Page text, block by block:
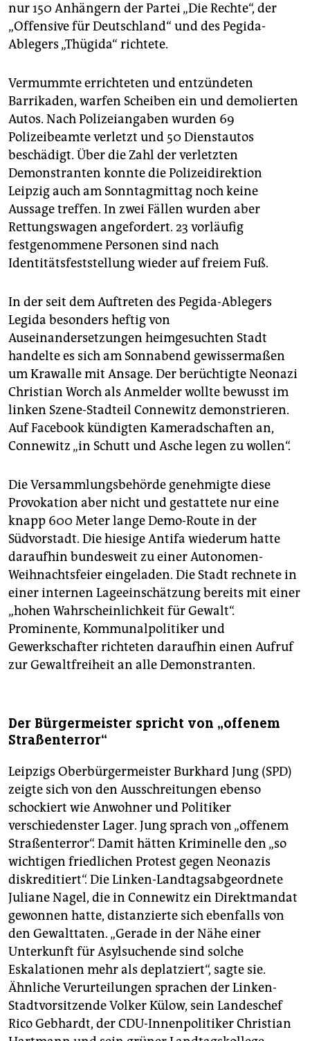
nur 150 Anhängern der Partei „Die Rechte“, der
„Offensive für Deutschland“ und des Pegida-
Ablegers „Thügida“ richtete.
Vermummte errichteten und entzündeten
Barrikaden, warfen Scheiben ein und demolierten
Autos. Nach Polizeiangaben wurden 69
Polizeibeamte verletzt und 50 Dienstautos
beschädigt. Über die Zahl der verletzten
Demonstranten konnte die Polizeidirektion
Leipzig auch am Sonntagmittag noch keine
Aussage treffen. In zwei Fällen wurden aber
Rettungswagen angefordert. 23 vorläufig
festgenommene Personen sind nach
Identitätsfeststellung wieder auf freiem Fuß.
In der seit dem Auftreten des Pegida-Ablegers
Legida besonders heftig von
Auseinandersetzungen heimgesuchten Stadt
handelte es sich am Sonnabend gewissermaßen
um Krawalle mit Ansage. Der berüchtigte Neonazi
Christian Worch als Anmelder wollte bewusst im
linken Szene-Stadteil Connewitz demonstrieren.
Auf Facebook kündigten Kameradschaften an,
Connewitz „in Schutt und Asche legen zu wollen“.
Die Versammlungsbehörde genehmigte diese
Provokation aber nicht und gestattete nur eine
knapp 600 Meter lange Demo-Route in der
Südvorstadt. Die hiesige Antifa wiederum hatte
daraufhin bundesweit zu einer Autonomen-
Weihnachtsfeier eingeladen. Die Stadt rechnete in
einer internen Lageeinschätzung bereits mit einer
„hohen Wahrscheinlichkeit für Gewalt“.
Prominente, Kommunalpolitiker und
Gewerkschafter richteten daraufhin einen Aufruf
zur Gewaltfreiheit an alle Demonstranten.
Der Bürgermeister spricht von „offenem
Straßenterror“
Leipzigs Oberbürgermeister Burkhard Jung (SPD)
zeigte sich von den Ausschreitungen ebenso
schockiert wie Anwohner und Politiker
verschiedenster Lager. Jung sprach von „offenem
Straßenterror“. Damit hätten Kriminelle den „so
wichtigen friedlichen Protest gegen Neonazis
diskreditiert“. Die Linken-Landtagsabgeordnete
Juliane Nagel, die in Connewitz ein Direktmandat
gewonnen hatte, distanzierte sich ebenfalls von
den Gewalttaten. „Gerade in der Nähe einer
Unterkunft für Asylsuchende sind solche
Eskalationen mehr als deplatziert“, sagte sie.
Ähnliche Verurteilungen sprachen der Linken-
Stadtvorsitzende Volker Külow, sein Landeschef
Rico Gebhardt, der CDU-Innenpolitiker Christian